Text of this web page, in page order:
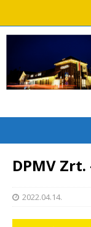
DPMV
2022.04.14.